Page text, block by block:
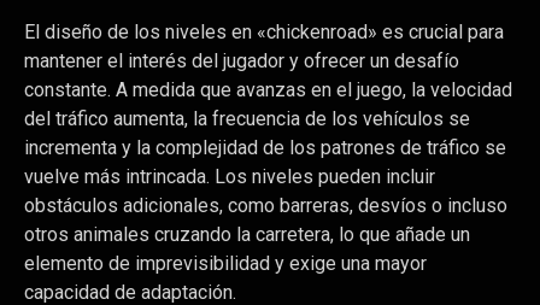
El diseño de los niveles en «chickenroad» es crucial para
mantener el interés del jugador y ofrecer un desafío
constante. A medida que avanzas en el juego, la velocidad
del tráfico aumenta, la frecuencia de los vehículos se
incrementa y la complejidad de los patrones de tráfico se
vuelve más intrincada. Los niveles pueden incluir
obstáculos adicionales, como barreras, desvíos o incluso
otros animales cruzando la carretera, lo que añade un
elemento de imprevisibilidad y exige una mayor
capacidad de adaptación.